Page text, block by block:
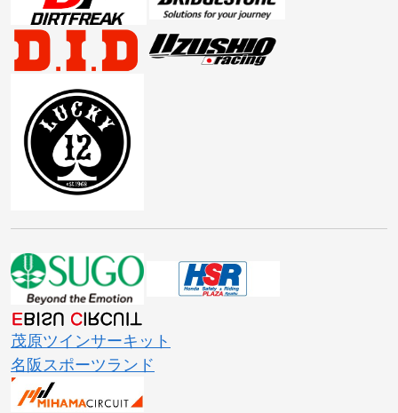
茂原ツインサーキット
名阪スポーツランド